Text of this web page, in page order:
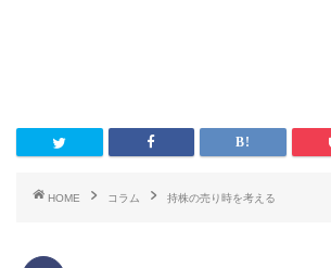
HOME コラム 持株の売り時を考える